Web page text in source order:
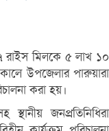
রাইস মিলকে ৫ লাখ ১০
উপজেলার পারুয়ারা
করা হয়।
জনপ্রতিনিধিরা